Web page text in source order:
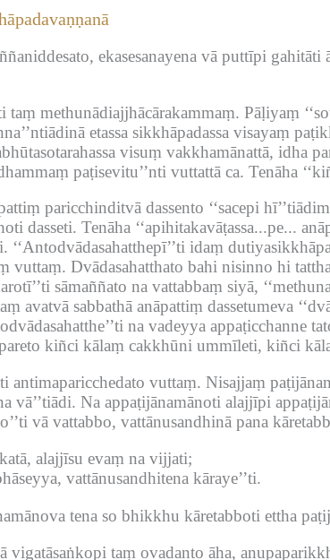
ekasesanayena vā puttīpi gahitāti
taṃ methunādiajjhācārakammaṃ. Pāḷiyaṃ
etassa sikkhāpadassa visayaṃ
visuṃ vakkhamānattā, idha
paṭisevitu’’nti vuttattā ca. Tenāha
paricchinditvā dassento ‘‘sacepi
dasseti. Tenāha ‘‘apihitakavāṭassa...pe...
‘‘Antodvādasahatthepī’’ti idaṃ
vuttaṃ. Dvādasahatthato bahi nisinno hi
sāmaññato na vattabbaṃ siyā,
avatvā sabbathā anāpattiṃ dassetumeva
na vadeyya appaṭicchanne
kiñci kālaṃ cakkhūni ummīleti, kiñci
antimaparicchedato vuttaṃ. Nisajjaṃ
vā’’tiādi. Na appaṭijānamānoti alajjīpi
vā vattabbo, vattānusandhinā pana
alajjīsu evaṃ na vijjati;
vattānusandhitena kāraye’’ti.
tena so bhikkhu kāretabboti ettha
vigatāsaṅkopi taṃ ovadanto āha,